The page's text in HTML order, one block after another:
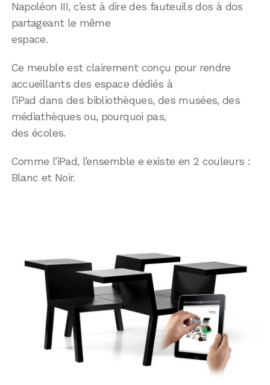
Napoléon III, c’est à dire des fauteuils dos à dos
partageant le même
espace.
Ce meuble est clairement conçu pour rendre
accueillants des espace dédiés à
l’iPad dans des bibliothèques, des musées, des
médiathèques ou, pourquoi pas,
des écoles.
Comme l’iPad, l’ensemble e existe en 2 couleurs :
Blanc et Noir.